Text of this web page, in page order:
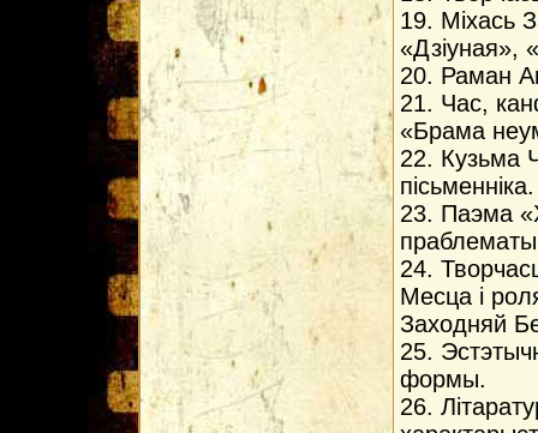
19. Мiхась
«Дзiуная»,
20. Раман
21. Час,
«Брама
22. Кузьма
пiсьменнiка.
23. Паэма
24.
Месца i
Заходняй
25.
формы.
26.